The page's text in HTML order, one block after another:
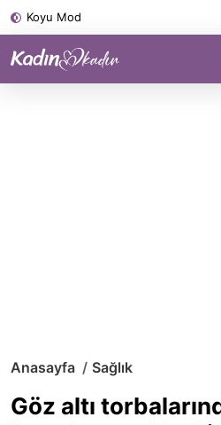
Koyu Mod
Anasayfa Sağlık
Göz altı